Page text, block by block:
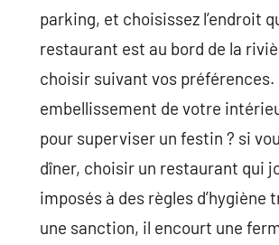
parking, et choisissez l’endroit
restaurant est au bord de la
choisir suivant vos
embellissement de votre
pour superviser un festin ? si
dîner, choisir un restaurant qui
imposés à des règles
une sanction, il encourt une